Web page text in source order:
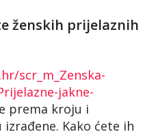
ženskih prijelaznih
scr_m_Zenska-
jakne-
prema kroju i
Kako ćete ih